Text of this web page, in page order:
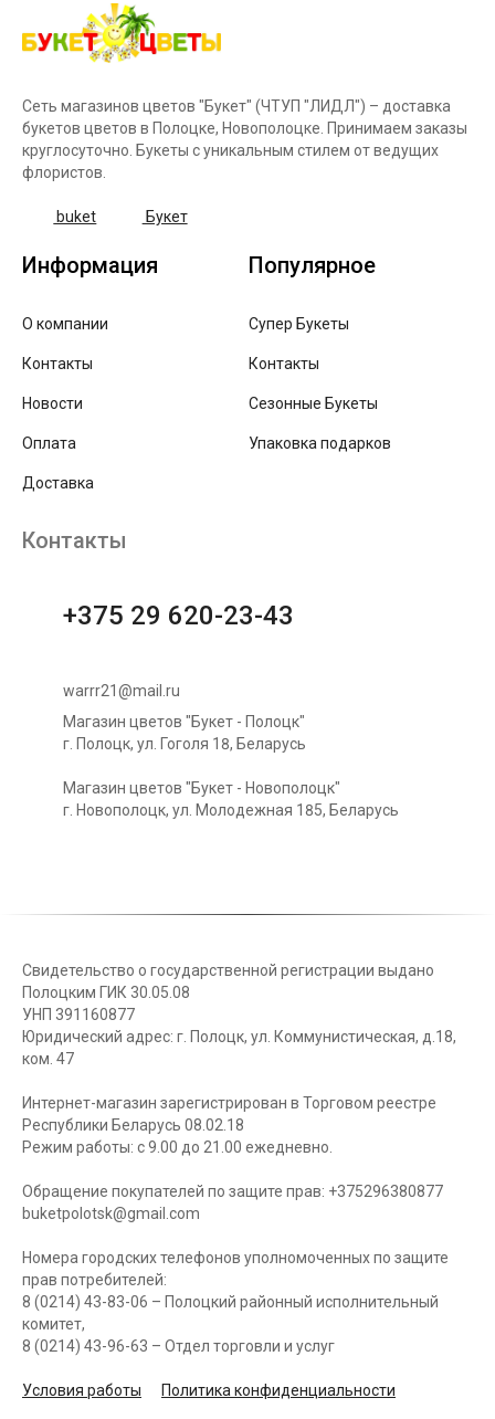
Сеть магазинов цветов "Букет" (ЧТУП "ЛИДЛ") – доставка
букетов цветов в Полоцке, Новополоцке. Принимаем заказы
круглосуточно. Букеты с уникальным стилем от ведущих
флористов.
buket Букет
Информация
О компании
Контакты
Новости
Оплата
Доставка
Популярное
Супер Букеты
Контакты
Сезонные Букеты
Упаковка подарков
Контакты
+375 29 620-23-43
warrr21@mail.ru
Магазин цветов "Букет - Полоцк"
г. Полоцк, ул. Гоголя 18, Беларусь
Магазин цветов "Букет - Новополоцк"
г. Новополоцк, ул. Молодежная 185, Беларусь
Свидетельство о государственной регистрации выдано
Полоцким ГИК 30.05.08
УНП 391160877
Юридический адрес: г. Полоцк, ул. Коммунистическая, д.18,
ком. 47
Интернет-магазин зарегистрирован в Торговом реестре
Республики Беларусь 08.02.18
Режим работы: с 9.00 до 21.00 ежедневно.
Обращение покупателей по защите прав: +375296380877
buketpolotsk@gmail.com
Номера городских телефонов уполномоченных по защите
прав потребителей:
8 (0214) 43-83-06 – Полоцкий районный исполнительный
комитет,
8 (0214) 43-96-63 – Отдел торговли и услуг
Условия работы Политика конфиденциальности